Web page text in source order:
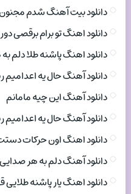
دانلود بیت آهنگ شدم
دانلود اهنگ تو برام برقصی
دانلود اهنگ پاشنه طلا دلم
دانلود آهنگ حال یه
دانلود آهنگ این چیه مامانم
دانلود آهنگ حال یه
دانلود اهنگ اون حرکات
دانلود آهنگ دلم به هر
دانلود اهنگ یار پاشنه